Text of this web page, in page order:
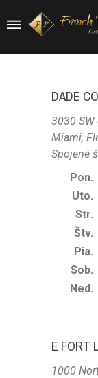
DADE
3030
Miami,
Spojené
Pon.
Uto.
Str.
Štv.
Pia.
Sob.
Ned.
E FORT
1000